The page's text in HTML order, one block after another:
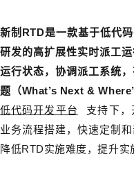
新制RTD是一款基于低代
研发的高扩展性实时派工
运行状态，协调派工系统
题（What’s Next &
低代码开发平台
支持下，
业务流程搭建，快速定制
降低RTD实施难度，提升实